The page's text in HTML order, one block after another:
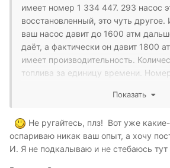
имеет номер 1 334 447. 293 насос
восстановленный, это чуть
ваш насос давит до 1600 атм
даёт, а фактически он давит 1800
имеет производительность.
топлива за единицу времени.
2.0 r9044a033a, r9044a034a,
виду, я занимаюсь ремонтом
tdci уже 8 лет. И могу много
последнее слово в том, что
Показать
Не ругайтесь, плз! Вот уже
оспариваю никак ваш опыт, а хочу
И. Я не подкалываю и не стебаюсь